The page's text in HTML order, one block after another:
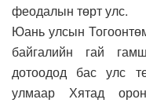
феодалын төрт улс.
Юань улсын
байгалийн гай
дотоодод бас улс
улмаар Хятад